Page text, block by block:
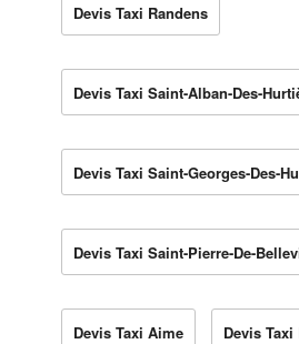
Devis Taxi Randens
Devis Taxi Saint-Alban-Des-
Devis Taxi Saint-Georges-Des-
Devis Taxi Saint-Pierre-De-
Devis Taxi Aime Devis